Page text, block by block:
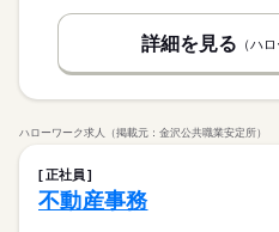
詳細を見る （ハ
ハローワーク求人（掲載元：金沢公共職業安定所）
正社員
不動産事務